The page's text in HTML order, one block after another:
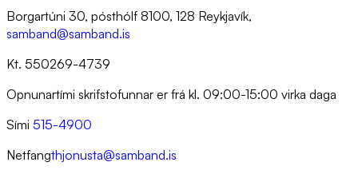
Borgartúni 30, pósthólf 8100, 128 Reykjavík,
samband@samband.is
Kt. 550269-4739
Opnunartími skrifstofunnar er frá kl. 09:00-15:00 virka daga
Sími 515-4900
Netfangthjonusta@samband.is